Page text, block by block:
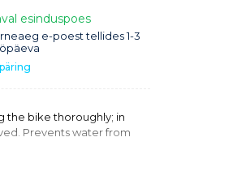
HUSQVARNA VARUOSAD KUNI -70%
esinduspoes
e-poest tellides 1-3
the bike thoroughly; in
Prevents water from